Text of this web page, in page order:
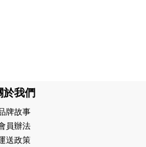
於我們
牌故事
員辦法
送政策